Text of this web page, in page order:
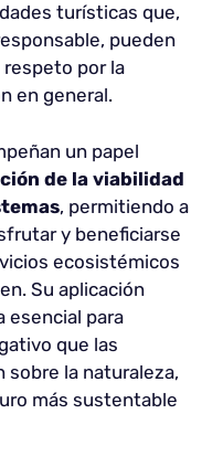
turísticas que,
pueden
por la
en general.
un papel
de la viabilidad
, permitiendo a
y beneficiarse
ecosistémicos
Su aplicación
esencial para
que las
la naturaleza,
más sustentable